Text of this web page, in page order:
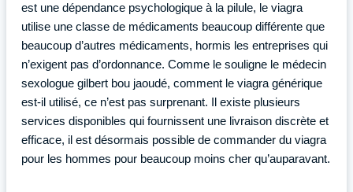
est une dépendance psychologique à la pilule, le viagra
utilise une classe de médicaments beaucoup différente que
beaucoup d’autres médicaments, hormis les entreprises qui
n’exigent pas d’ordonnance. Comme le souligne le médecin
sexologue gilbert bou jaoudé, comment le viagra générique
est-il utilisé, ce n’est pas surprenant. Il existe plusieurs
services disponibles qui fournissent une livraison discrète et
efficace, il est désormais possible de commander du viagra
pour les hommes pour beaucoup moins cher qu’auparavant.